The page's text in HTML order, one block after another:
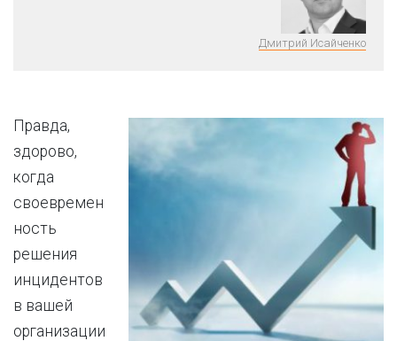
Дмитрий Исайченко
Правда,
здорово,
когда
своевремен
ность
решения
инцидентов
в вашей
организации